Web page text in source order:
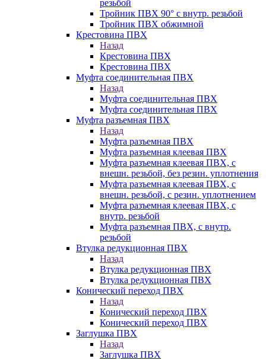
резьбой
Тройник ПВХ 90° с внутр. резьбой
Тройник ПВХ обжимной
Крестовина ПВХ
Назад
Крестовина ПВХ
Крестовина ПВХ
Муфта соединительная ПВХ
Назад
Муфта соединительная ПВХ
Муфта соединительная ПВХ
Муфта разъемная ПВХ
Назад
Муфта разъемная ПВХ
Муфта разъемная клеевая ПВХ
Муфта разъемная клеевая ПВХ, с
внешн. резьбой, без резин. уплотнения
Муфта разъемная клеевая ПВХ, с
внешн. резьбой, с резин. уплотнением
Муфта разъемная клеевая ПВХ, с
внутр. резьбой
Муфта разъемная ПВХ, с внутр.
резьбой
Втулка редукционная ПВХ
Назад
Втулка редукционная ПВХ
Втулка редукционная ПВХ
Конический переход ПВХ
Назад
Конический переход ПВХ
Конический переход ПВХ
Заглушка ПВХ
Назад
Заглушка ПВХ